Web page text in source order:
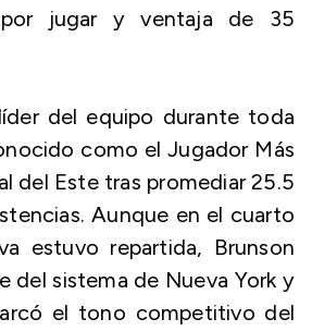
jugar y ventaja de 35
del equipo durante toda
como el Jugador Más
del Este tras promediar 25.5
Aunque en el cuarto
estuvo repartida, Brunson
del sistema de Nueva York y
el tono competitivo del